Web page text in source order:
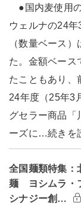
●国内麦使用
ウェルナの24
（数量ベース
た。金額ベース
たこともあり、
24年度（25年3
グセラー商品「
ーズに…続きを
全国麺類特集：
麺 ヨシムラ・
シナジー創…